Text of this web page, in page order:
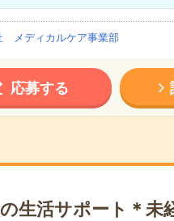
メディカルケア事業部
応募する
生活サポート＊未